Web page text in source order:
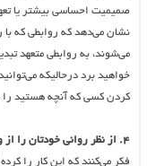
صمیمیت احساسی بیشتر یا
نشان می‌دهد که روابطی که
می‌شوند، به روابطی متعهد
خواهید برد درحالیکه
کردن کسی که آنچه هستید
۴. از نظر روانی خودتان را از والدینتان جدا کنید.
فکر می‌کنند که این کار را